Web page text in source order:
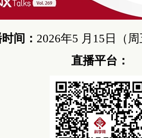
间： 2026年5 月15日（
直播平台：